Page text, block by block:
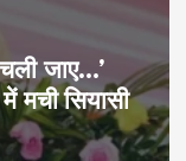
जाए…’
मची सियासी